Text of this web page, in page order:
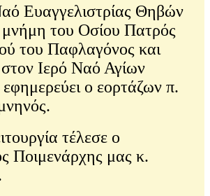
Ευαγγελιστρίας Θηβών
του Οσίου Πατρός
του Παφλαγόνος και
Ιερό Ναό Αγίων
ο εορτάζων π.
τέλεσε ο
Ποιμενάρχης μας κ.